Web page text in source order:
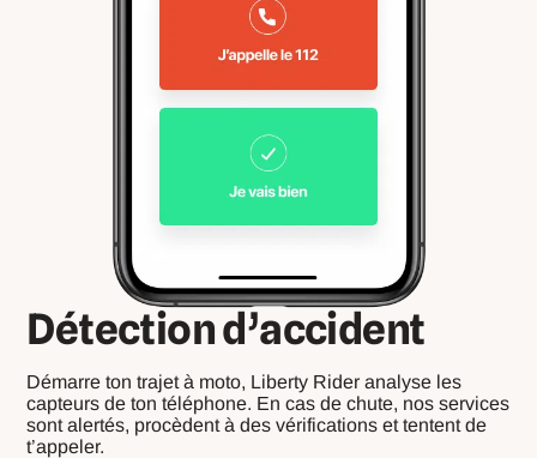
Détection d’accident
Démarre ton trajet à moto, Liberty Rider analyse les
capteurs de ton téléphone. En cas de chute, nos services
sont alertés, procèdent à des vérifications et tentent de
t’appeler.